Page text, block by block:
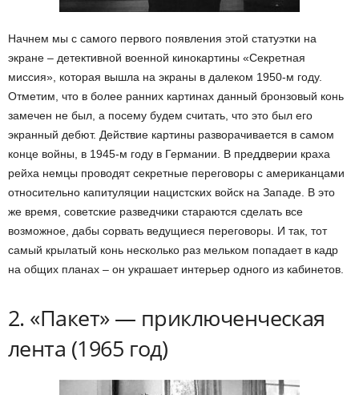
Начнем мы с самого первого появления этой статуэтки на
экране – детективной военной кинокартины «Секретная
миссия», которая вышла на экраны в далеком 1950-м году.
Отметим, что в более ранних картинах данный бронзовый конь
замечен не был, а посему будем считать, что это был его
экранный дебют. Действие картины разворачивается в самом
конце войны, в 1945-м году в Германии. В преддверии краха
рейха немцы проводят секретные переговоры с американцами
относительно капитуляции нацистских войск на Западе. В это
же время, советские разведчики стараются сделать все
возможное, дабы сорвать ведущиеся переговоры. И так, тот
самый крылатый конь несколько раз мельком попадает в кадр
на общих планах – он украшает интерьер одного из кабинетов.
2. «Пакет» — приключенческая
лента (1965 год)